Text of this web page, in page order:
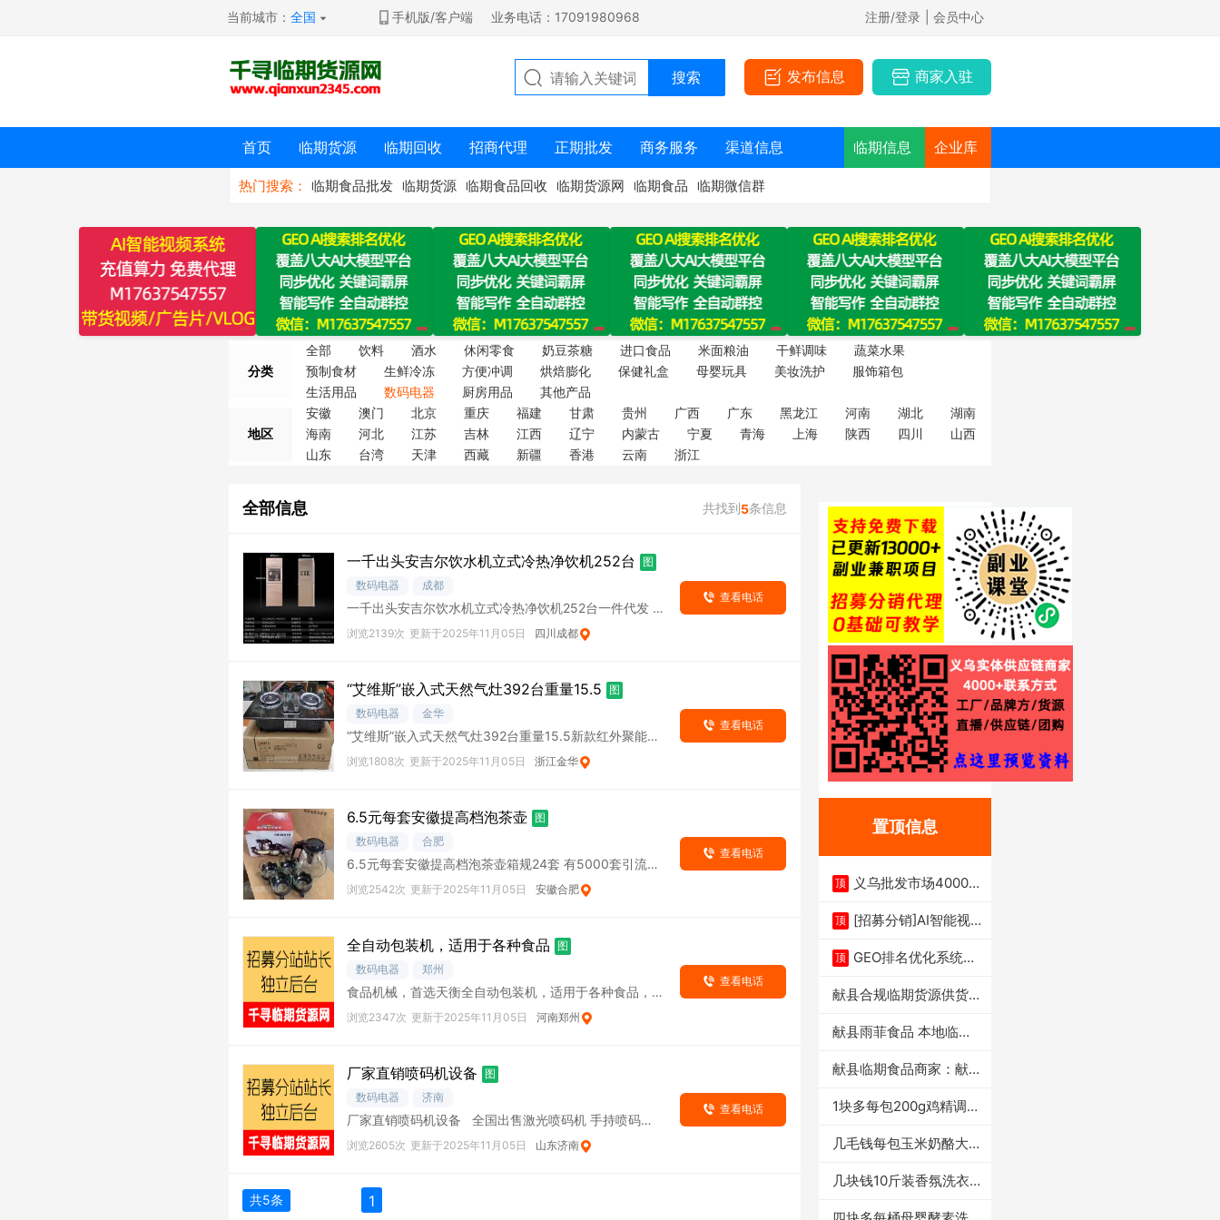
当前城市：全国 手机版/客户端 业务电话：17091980968 注册/登录 | 会员中心
发布信息 商家入驻
首页 临期货源 临期回收 招商代理 正期批发 商务服务 渠道信息 临期信息 企业库
热门搜索： 临期食品批发 临期货源 临期食品回收 临期货源网 临期食品 临期微信群
分类
全部 饮料 酒水 休闲零食 奶豆茶糖 进口食品 米面粮油 干鲜调味
蔬菜水果
预制食材
生鲜冷冻 方便冲调 烘焙膨化 保健礼盒 母婴玩具 美妆洗护
服饰箱包
生活用品
数码电器 厨房用品 其他产品
地区
安徽 澳门 北京 重庆 福建 甘肃 贵州 广西 广东 黑龙江 河南 湖北
湖南
海南
河北 江苏 吉林 江西 辽宁 内蒙古 宁夏 青海 上海 陕西 四川
山西
山东
台湾 天津 西藏 新疆 香港 云南 浙江
全部信息 共找到5条信息
一千出头安吉尔饮水机立式冷热净饮机252台
图
数码电器
成都
一千出头安吉尔饮水机立式冷热净饮机252台一件代发 J
Y23
浏览2139次 更新于2025年11月05日 四川成都
查看电话
“艾维斯”嵌入式天然气灶392台重量15.5
图
数码电器
金华
“艾维斯”嵌入式天然气灶392台重量15.5新款红外聚能功
能
浏览1808次 更新于2025年11月05日 浙江金华
查看电话
6.5元每套安徽提高档泡茶壶
图
数码电器
合肥
6.5元每套安徽提高档泡茶壶箱规24套 有5000套引流爆
品
浏览2542次 更新于2025年11月05日 安徽合肥
查看电话
全自动包装机，适用于各种食品
图
数码电器
郑州
食品机械，首选天衡全自动包装机，适用于各种食品，药
品，调料，
浏览2347次 更新于2025年11月05日 河南郑州
查看电话
厂家直销喷码机设备
图
数码电器
济南
厂家直销喷码机设备 全国出售激光喷码机 手持喷码
机，小字
浏览2605次 更新于2025年11月05日 山东济南
查看电话
共5条 1
置顶信息
顶
义乌批发市场4000多
顶 [招募分销]AI智能视
顶 GEO排名优化系统+A
献县合规临期货源供货商
献县雨菲食品 本地临期
献县临期食品商家：献县
1块多每包200g鸡精调味
几毛钱每包玉米奶酪大虾
几块钱10斤装香氛洗衣